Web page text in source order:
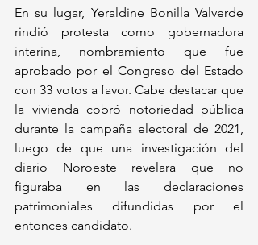
En su lugar, Yeraldine Bonilla Valverde
rindió protesta como gobernadora
interina, nombramiento que fue
aprobado por el Congreso del Estado
con 33 votos a favor. Cabe destacar que
la vivienda cobró notoriedad pública
durante la campaña electoral de 2021,
luego de que una investigación del
diario Noroeste revelara que no
figuraba en las declaraciones
patrimoniales difundidas por el
entonces candidato.